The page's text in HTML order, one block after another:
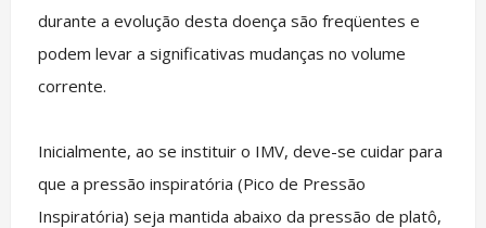
durante a evolução desta doença são freqüentes e
podem levar a significativas mudanças no volume
corrente.
Inicialmente, ao se instituir o IMV, deve-se cuidar para
que a pressão inspiratória (Pico de Pressão
Inspiratória) seja mantida abaixo da pressão de platô,